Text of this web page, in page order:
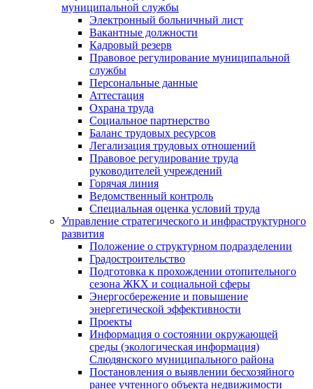
муниципальной службы
Электронный больничный лист
Вакантные должности
Кадровый резерв
Правовое регулирование муниципальной
службы
Персональные данные
Аттестация
Охрана труда
Социальное партнерство
Баланс трудовых ресурсов
Легализация трудовых отношений
Правовое регулирование труда
руководителей учреждений
Горячая линия
Ведомственный контроль
Специальная оценка условий труда
Управление стратегического и инфраструктурного
развития
Положение о структурном подразделении
Градостроительство
Подготовка к прохождении отопительного
сезона ЖКХ и социальной сферы
Энергосбережение и повышение
энергетической эффективности
Проекты
Информация о состоянии окружающей
среды (экологическая информация)
Слюдянского муниципального района
Постановления о выявлении бесхозяйного
ранее учтенного объекта недвижимости